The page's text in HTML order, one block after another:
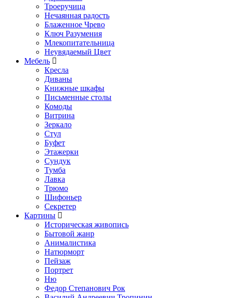
Троеручица
Нечаянная радость
Блаженное Чрево
Ключ Разумения
Млекопитательница
Неувядаемый Цвет
Мебель
Кресла
Диваны
Книжные шкафы
Письменные столы
Комоды
Витрина
Зеркало
Стул
Буфет
Этажерки
Сундук
Тумба
Лавка
Трюмо
Шифоньер
Секретер
Картины
Историческая живопись
Бытовой жанр
Анималистика
Натюрморт
Пейзаж
Портрет
Ню
Федор Степанович Рок